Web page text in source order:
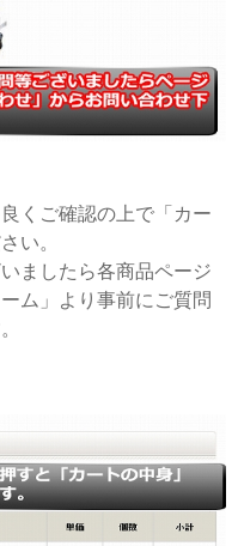
くご確認の上で「カー
い。
ましたら各商品ページ
ム」より事前にご質問